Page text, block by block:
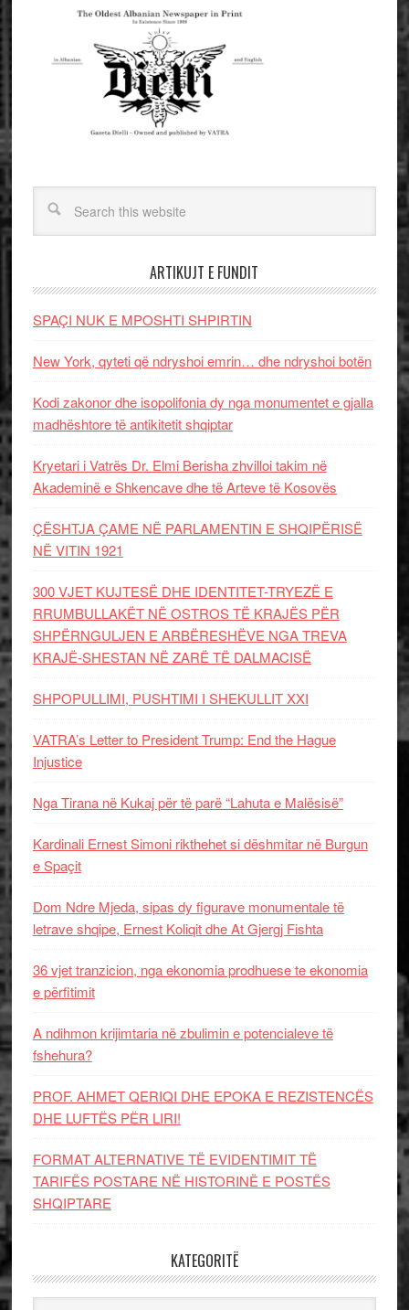
ARTIKUJT E FUNDIT
SPAÇI NUK E MPOSHTI SHPIRTIN
New York, qyteti që ndryshoi emrin… dhe ndryshoi botën
Kodi zakonor dhe isopolifonia dy nga monumentet e gjalla
madhështore të antikitetit shqiptar
Kryetari i Vatrës Dr. Elmi Berisha zhvilloi takim në
Akademinë e Shkencave dhe të Arteve të Kosovës
ÇËSHTJA ÇAME NË PARLAMENTIN E SHQIPËRISË
NË VITIN 1921
300 VJET KUJTESË DHE IDENTITET-TRYEZË E
RRUMBULLAKËT NË OSTROS TË KRAJËS PËR
SHPËRNGULJEN E ARBËRESHËVE NGA TREVA
KRAJË-SHESTAN NË ZARË TË DALMACISË
SHPOPULLIMI, PUSHTIMI I SHEKULLIT XXI
VATRA’s Letter to President Trump: End the Hague
Injustice
Nga Tirana në Kukaj për të parë “Lahuta e Malësisë”
Kardinali Ernest Simoni rikthehet si dëshmitar në Burgun
e Spaçit
Dom Ndre Mjeda, sipas dy figurave monumentale të
letrave shqipe, Ernest Koliqit dhe At Gjergj Fishta
36 vjet tranzicion, nga ekonomia prodhuese te ekonomia
e përfitimit
A ndihmon krijimtaria në zbulimin e potencialeve të
fshehura?
PROF. AHMET QERIQI DHE EPOKA E REZISTENCЁS
DHE LUFTЁS PЁR LIRI!
FORMAT ALTERNATIVE TË EVIDENTIMIT TË
TARIFËS POSTARE NË HISTORINË E POSTËS
SHQIPTARE
KATEGORITË